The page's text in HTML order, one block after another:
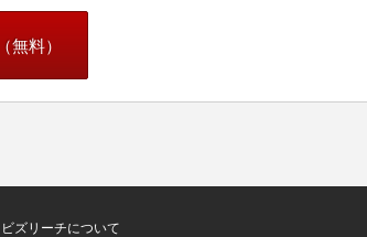
無料）
ビズリーチについて